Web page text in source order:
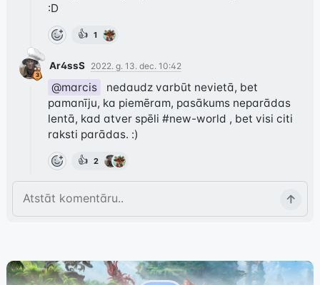
:D
👍 1
Ar4ssS 2022. g. 13. dec. 10:42
@marcis
  nedaudz varbūt nevietā, bet
pamanīju, ka piemēram, pasākums neparādas
lentā, kad atver spēli #new-world , bet visi citi
raksti parādas. :)
👍 2